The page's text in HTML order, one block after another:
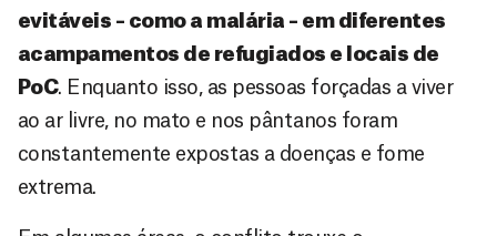
evitáveis – como a malária – em diferentes
acampamentos de refugiados e locais de
PoC. Enquanto isso, as pessoas forçadas a viver
ao ar livre, no mato e nos pântanos foram
constantemente expostas a doenças e fome
extrema.